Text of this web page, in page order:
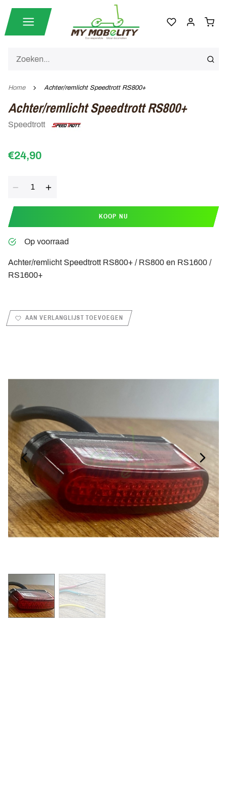
Home Achter/remlicht Speedtrott RS800+
Achter/remlicht Speedtrott RS800+
Speedtrott
€24,90
KOOP NU
Op voorraad
Achter/remlicht Speedtrott RS800+ / RS800 en RS1600 /
RS1600+
AAN VERLANGLIJST TOEVOEGEN
PREVIOUS_SLIDE